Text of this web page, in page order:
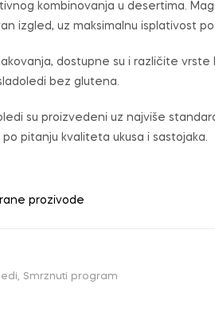
kombinovanja u desertima.
izgled, uz maksimalnu isplativost po
dostupne su i različite
bez glutena.
su proizvedeni uz najviše
pitanju kvaliteta ukusa i sastojaka.
prozivode
Smrznuti program